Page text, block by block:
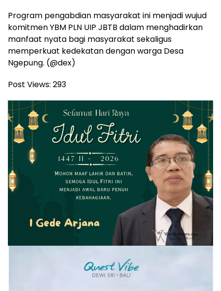
Program pengabdian masyarakat ini menjadi wujud
komitmen YBM PLN UIP JBTB dalam menghadirkan
manfaat nyata bagi masyarakat sekaligus
memperkuat kedekatan dengan warga Desa
Ngepung. (@dex)
Post Views: 293